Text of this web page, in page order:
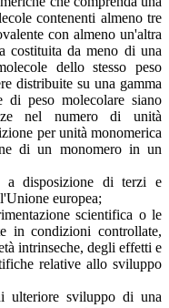
contenenti almeno tre
con almeno un'altra
costituita da meno di una
dello stesso peso
distribuite su una gamma
peso molecolare siano
nel numero di unità
per unità monomerica
di un monomero in un
a disposizione di terzi e
europea;
scientifica o le
in condizioni controllate,
intrinseche, degli effetti e
relative allo sviluppo
ulteriore sviluppo di una